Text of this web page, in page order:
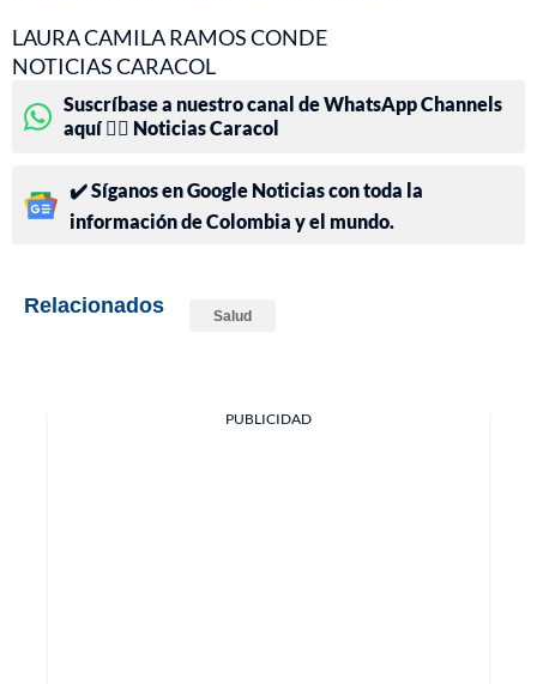
LAURA CAMILA RAMOS CONDE
NOTICIAS CARACOL
Suscríbase a nuestro canal de WhatsApp Channels
aquí 👉🏻 Noticias Caracol
✔️ Síganos en Google Noticias con toda la
información de Colombia y el mundo.
Relacionados Salud
PUBLICIDAD